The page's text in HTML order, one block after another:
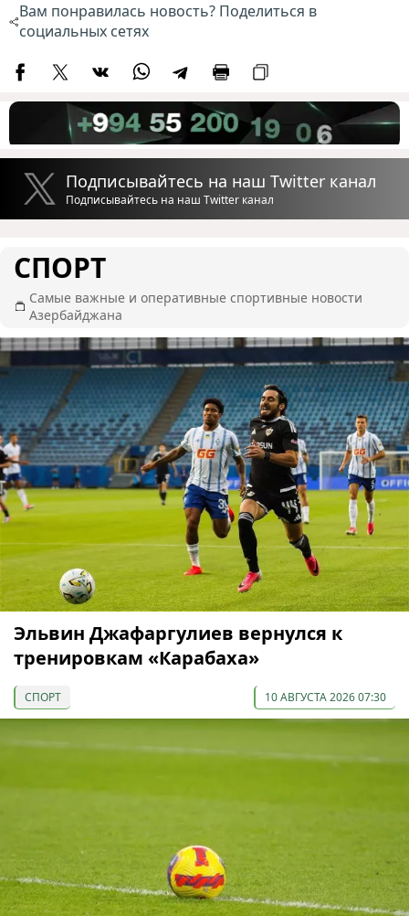
Вам понравилась новость? Поделиться в
социальных сетях
Подписывайтесь на наш Twitter канал
Подписывайтесь на наш Twitter канал
СПОРТ
Самые важные и оперативные спортивные новости
Азербайджана
Эльвин Джафаргулиев вернулся к
тренировкам «Карабаха»
СПОРТ 10 АВГУСТА 2026 07:30